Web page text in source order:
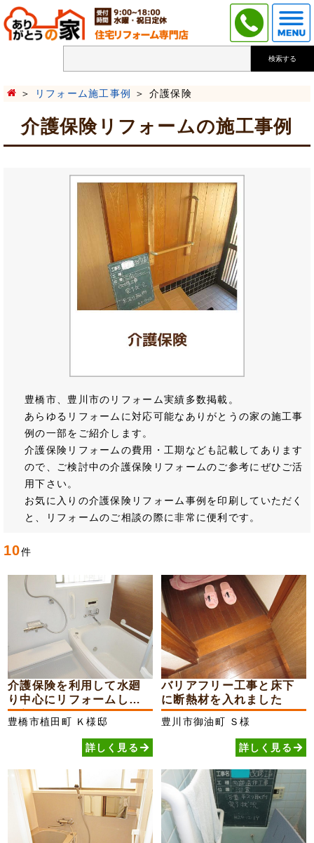
検索する
リフォーム施工事例 介護保険
介護保険リフォームの施工事例
豊橋市、豊川市のリフォーム実績多数掲載。
あらゆるリフォームに対応可能なありがとうの家の施工事
例の一部をご紹介します。
介護保険リフォームの費用・工期なども記載してあります
ので、ご検討中の介護保険リフォームのご参考にぜひご活
用下さい。
お気に入りの介護保険リフォーム事例を印刷していただく
と、リフォームのご相談の際に非常に便利です。
10件
介護保険を利用して水廻
り中心にリフォームしま
した
豊橋市植田町 Ｋ様邸
詳しく見る
バリアフリー工事と床下
に断熱材を入れました
豊川市御油町 Ｓ様
詳しく見る